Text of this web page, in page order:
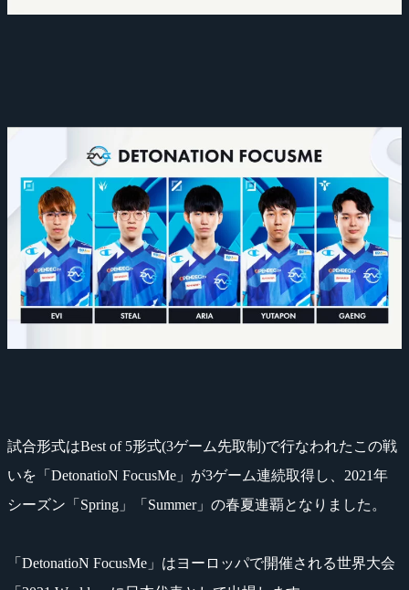
試合形式はBest of 5形式(3ゲーム先取制)で行なわれたこの戦
いを「DetonatioN FocusMe」が3ゲーム連続取得し、2021年
シーズン「Spring」「Summer」の春夏連覇となりました。
「DetonatioN FocusMe」はヨーロッパで開催される世界大会